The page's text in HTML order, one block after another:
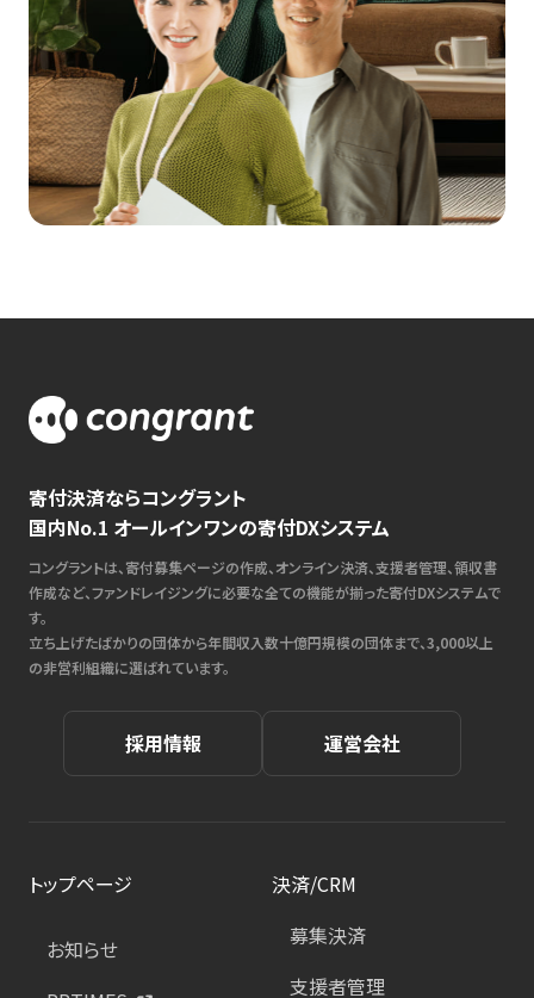
寄付決済ならコングラント
国内No.1 オールインワンの寄付DXシステム
コングラントは、寄付募集ページの作成、オンライン決済、支援者管理、領収書
作成など、ファンドレイジングに必要な全ての機能が揃った寄付DXシステムで
す。
立ち上げたばかりの団体から年間収入数十億円規模の団体まで、3,000以上
の非営利組織に選ばれています。
採用情報 運営会社
トップページ
お知らせ
決済/CRM
募集決済
支援者管理